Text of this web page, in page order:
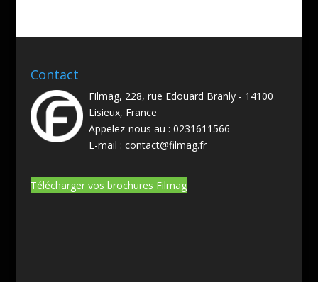
Contact
Filmag, 228, rue Edouard Branly - 14100
Lisieux, France
Appelez-nous au : 0231611566
E-mail : contact@filmag.fr
Télécharger vos brochures Filmag